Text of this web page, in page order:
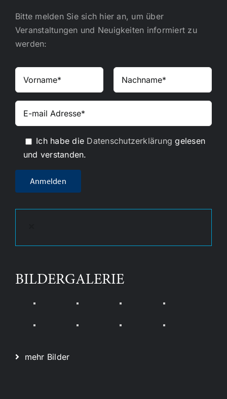
Bitte melden Sie sich hier an, um über
Veranstaltungen und Neuigkeiten informiert zu
werden:
Ich habe die Datenschutzerklärung gelesen
und verstanden.
BILDERGALERIE
mehr Bilder